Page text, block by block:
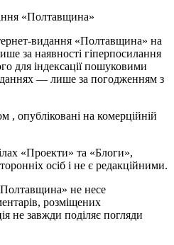
«Полтавщина»
видання «Полтавщина» на
за наявності гіперпосилання
для індексації пошуковими
— лише за погодженням з
, опубліковані на комерційній
«Проекти» та «Блоги»,
осіб і не є редакційними.
не несе
розміщених
не завжди поділяє погляди